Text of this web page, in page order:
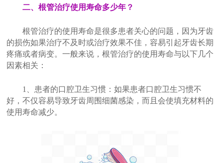
二、根管治疗使用寿命多少年？
根管治疗的使用寿命是很多患者关心的问题，因为牙齿
的损伤如果治疗不及时或治疗效果不佳，容易引起牙齿长期
疼痛或者病变。一般来说，根管治疗的使用寿命与以下几个
因素相关：
1、患者的口腔卫生习惯：如果患者口腔卫生习惯不
好，不仅容易导致牙齿周围细菌感染，而且会使填充材料的
使用寿命减少。